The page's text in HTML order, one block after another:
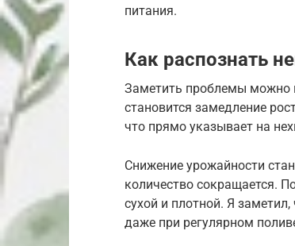
питания.
Как распознать
Заметить проблемы можно
становится замедление
что прямо указывает на
Снижение урожайности
количество сокращается.
сухой и плотной. Я
даже при регулярном